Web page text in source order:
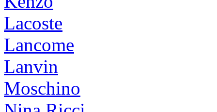
Lacoste
Lancome
Lanvin
Moschino